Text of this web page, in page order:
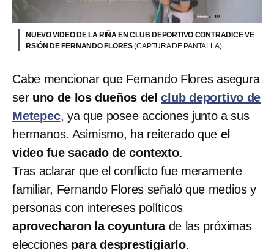
NUEVO VIDEO DE LA RIÑA EN CLUB DEPORTIVO CONTRADICE VE
RSIÓN DE FERNANDO FLORES(CAPTURA DE PANTALLA)
Cabe mencionar que Fernando Flores asegura
ser uno de los dueños delclub deportivo de
Metepec, ya que posee acciones junto a sus
hermanos. Asimismo, ha reiterado que el
video fue sacado de contexto.
Tras aclarar que el conflicto fue meramente
familiar, Fernando Flores señaló que medios y
personas con intereses políticos
aprovecharon la coyuntura de las próximas
elecciones para desprestigiarlo.